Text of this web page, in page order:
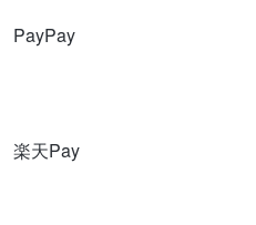
PayPay
楽天Pay